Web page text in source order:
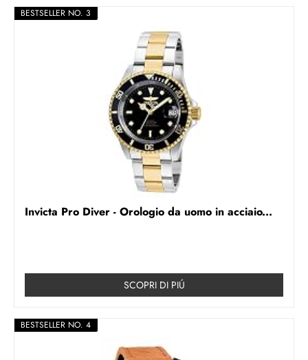
BESTSELLER NO. 3
Invicta Pro Diver - Orologio da uomo in acciaio...
SCOPRI DI PIÚ
BESTSELLER NO. 4